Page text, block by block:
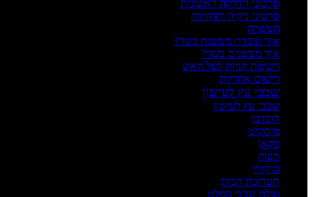
סרטוני הדלקה ראשונית
סרטוני ניקיון ותחזוקה
העשרה
איך עובדת מעשנת בשר?
איך מעשנים בשר?
רשימת קניות לעל האש
רישום אחריות
שבבי עץ לעישון
שבבי עץ לעישון
דובדבן
מיסקיט
פקאן
תפוח
היקורי
תערובת הבית
עולם שבבי הפלט